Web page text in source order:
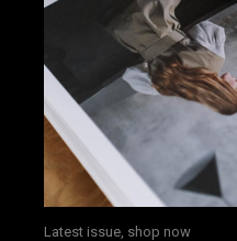
Latest issue, shop now